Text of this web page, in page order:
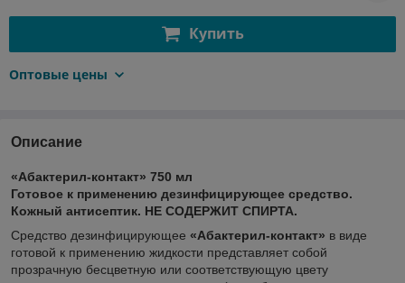
Купить
Оптовые цены
Описание
«Абактерил-контакт» 750 мл
Готовое к применению дезинфицирующее средство.
Кожный антисептик. НЕ СОДЕРЖИТ СПИРТА.
Средство дезинфицирующее «Абактерил-контакт» в виде
готовой к применению жидкости представляет собой
прозрачную бесцветную или соответствующую цвету